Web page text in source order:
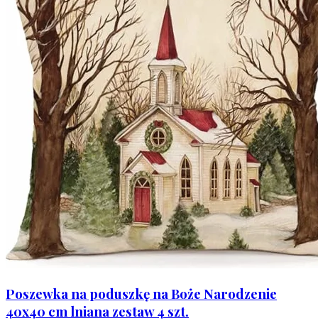
Poszewka na poduszkę na Boże Narodzenie
40x40 cm lniana zestaw 4 szt.